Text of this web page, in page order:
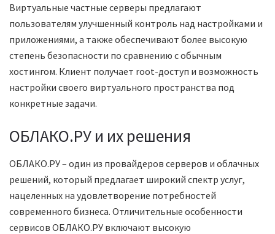
Виртуальные частные серверы предлагают
пользователям улучшенный контроль над настройками и
приложениями, а также обеспечивают более высокую
степень безопасности по сравнению с обычным
хостингом. Клиент получает root-доступ и возможность
настройки своего виртуального пространства под
конкретные задачи.
ОБЛАКО.РУ и их решения
ОБЛАКО.РУ – один из провайдеров серверов и облачных
решений, который предлагает широкий спектр услуг,
нацеленных на удовлетворение потребностей
современного бизнеса. Отличительные особенности
сервисов ОБЛАКО.РУ включают высокую